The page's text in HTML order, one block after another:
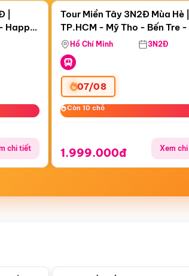
|
Happy
chi tiết
Còn00 ngày 23:34:04
Tour Miền Tây 3N2Đ Mùa Hè |
TP.HCM - Mỹ Tho - Bến Tre -
Thơ - Sóc Trăng - Bạc Liêu -
Mau
Hồ Chí Minh 3N2Đ
07/08
Còn 10 chỗ
Còn 10 chỗ
1.999.000đ Xem